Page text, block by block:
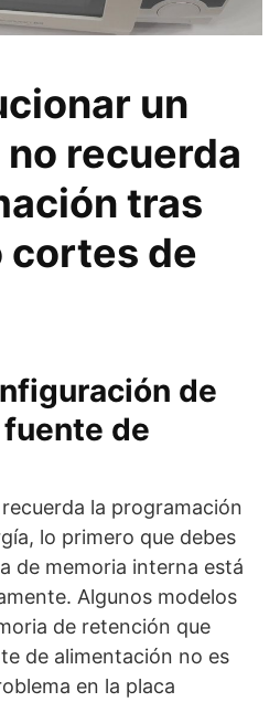
un
recuerda
tras
cortes de
de
de
la programación
lo primero que debes
de memoria interna está
Algunos modelos
de retención que
de alimentación no es
en la placa